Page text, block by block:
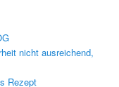
nicht ausreichend,
Rezept